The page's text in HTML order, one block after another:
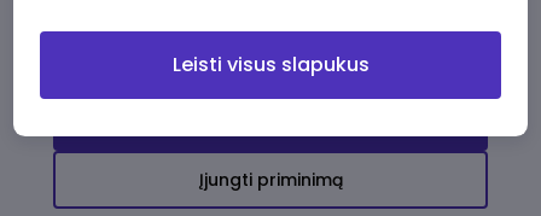
Įjungti priminimą
Leisti visus slapukus